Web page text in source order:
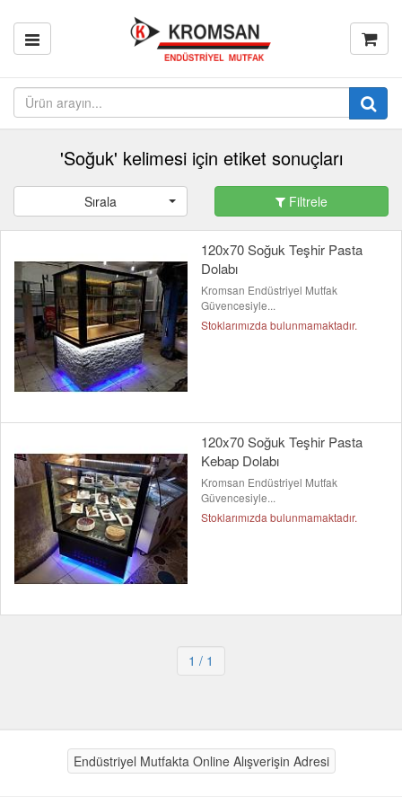
'Soğuk' kelimesi için etiket sonuçları
Sırala Filtrele
120x70 Soğuk Teşhir Pasta
Dolabı
Kromsan Endüstriyel Mutfak
Güvencesiyle...
Stoklarımızda bulunmamaktadır.
120x70 Soğuk Teşhir Pasta
Kebap Dolabı
Kromsan Endüstriyel Mutfak
Güvencesiyle...
Stoklarımızda bulunmamaktadır.
1 / 1
Endüstriyel Mutfakta Online Alışverişin Adresi